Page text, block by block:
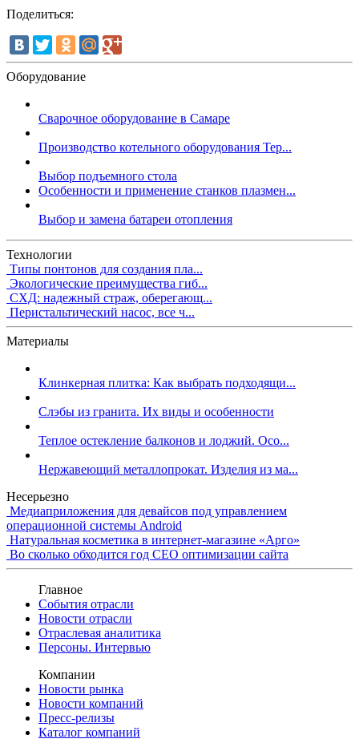
Поделиться:
Оборудование
Сварочное оборудование в Самаре
Производство котельного оборудования Тер...
Выбор подъемного стола
Особенности и применение станков плазмен...
Выбор и замена батареи отопления
Технологии
Типы понтонов для создания пла...
Экологические преимущества гиб...
СХД: надежный страж, оберегающ...
Перистальтический насос, все ч...
Материалы
Клинкерная плитка: Как выбрать подходящи...
Слэбы из гранита. Их виды и особенности
Теплое остекление балконов и лоджий. Осо...
Нержавеющий металлопрокат. Изделия из ма...
Несерьезно
Медиаприложения для девайсов под управлением
операционной системы Android
Натуральная косметика в интернет-магазине «Арго»
Во сколько обходится год СЕО оптимизации сайта
Главное
События отрасли
Новости отрасли
Отраслевая аналитика
Персоны. Интервью
Компании
Новости рынка
Новости компаний
Пресс-релизы
Каталог компаний